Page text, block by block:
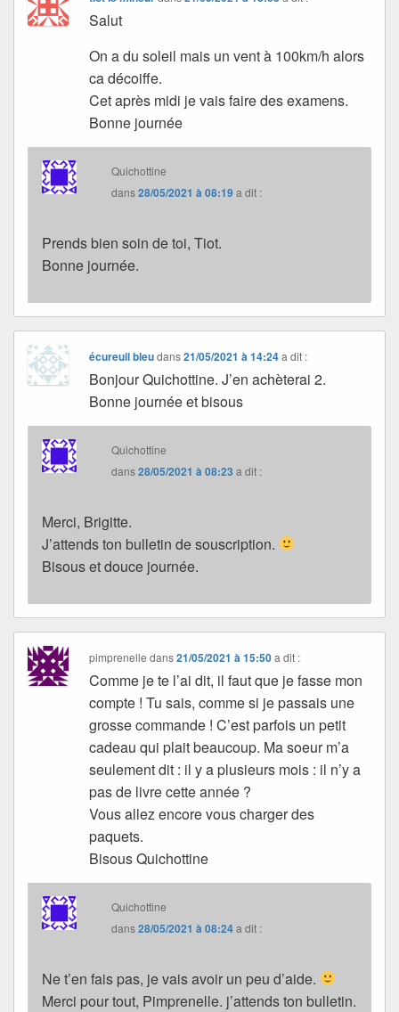
Salut
On a du soleil mais un vent à 100km/h alors
ca décoiffe.
Cet après midi je vais faire des examens.
Bonne journée
Quichottine
dans28/05/2021 à 08:19a dit :
Prends bien soin de toi, Tiot.
Bonne journée.
écureuil bleudans21/05/2021 à 14:24 a dit :
Bonjour Quichottine. J’en achèterai 2.
Bonne journée et bisous
Quichottine
dans28/05/2021 à 08:23 a dit :
Merci, Brigitte.
J’attends ton bulletin de souscription.
Bisous et douce journée.
pimprenelle dans21/05/2021 à 15:50 a dit :
Comme je te l’ai dit, il faut que je fasse mon
compte ! Tu sais, comme si je passais une
grosse commande ! C’est parfois un petit
cadeau qui plait beaucoup. Ma soeur m’a
seulement dit : il y a plusieurs mois : il n’y a
pas de livre cette année ?
Vous allez encore vous charger des
paquets.
Bisous Quichottine
Quichottine
dans28/05/2021 à 08:24a dit :
Ne t’en fais pas, je vais avoir un peu d’aide.
Merci pour tout, Pimprenelle. j’attends ton bulletin.